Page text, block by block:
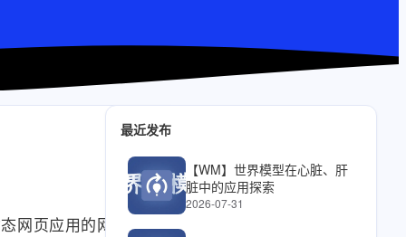
网页应用的网页
最近发布
【WM】世界模型在心脏、肝
脏中的应用探索
2026-07-31